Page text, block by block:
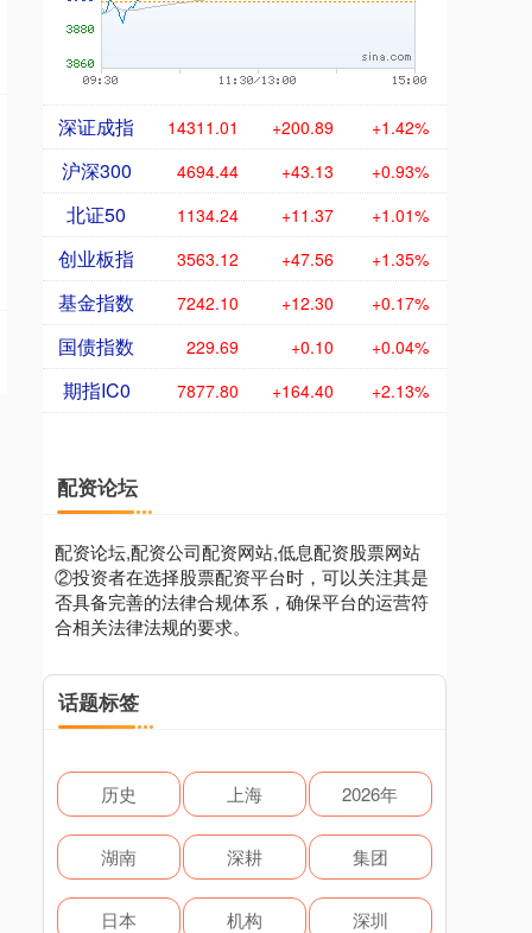
深证成指 14311.01 +200.89 +1.42%
沪深300 4694.44 +43.13 +0.93%
北证50 1134.24 +11.37 +1.01%
创业板指 3563.12 +47.56 +1.35%
基金指数 7242.10 +12.30 +0.17%
国债指数 229.69 +0.10 +0.04%
期指IC0 7877.80 +164.40 +2.13%
配资论坛
配资论坛,配资公司配资网站,低息配资股票网站
②投资者在选择股票配资平台时，可以关注其是
否具备完善的法律合规体系，确保平台的运营符
合相关法律法规的要求。
话题标签
历史 上海 2026年
湖南 深耕 集团
日本 机构 深圳